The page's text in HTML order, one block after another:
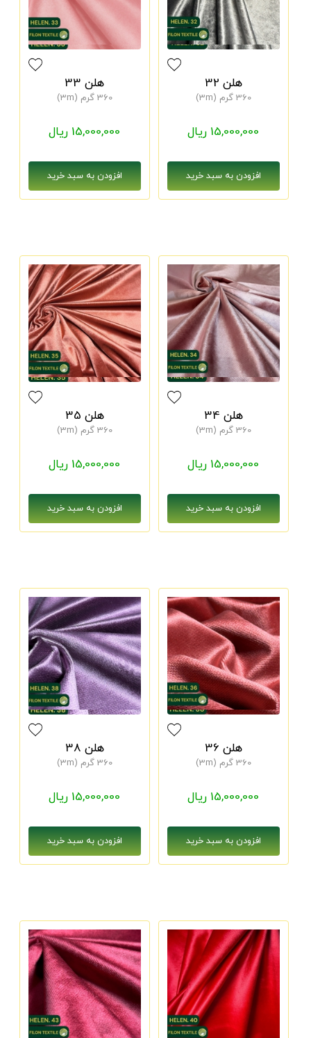
هلن 32
360 گرم (3m)
15,000,000 ریال
هلن 33
360 گرم (3m)
15,000,000 ریال
هلن 34
360 گرم (3m)
15,000,000 ریال
هلن 35
360 گرم (3m)
15,000,000 ریال
هلن 36
360 گرم (3m)
15,000,000 ریال
هلن 38
360 گرم (3m)
15,000,000 ریال